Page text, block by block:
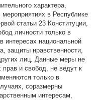
характера,
в Республике
статьи 23 Конституции,
личности только в
интересах национальной
защиты нравственности,
лиц. Данные меры не
и свобод, не ведут к
только в
соразмерны
интересам,